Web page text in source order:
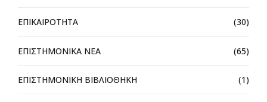
ΕΠΙΚΑΙΡΟΤΗΤΑ (30)
ΕΠΙΣΤΗΜΟΝΙΚΑ ΝΕΑ (65)
ΕΠΙΣΤΗΜΟΝΙΚΗ ΒΙΒΛΙΟΘΗΚΗ (1)